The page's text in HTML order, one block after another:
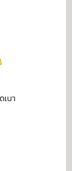
บา